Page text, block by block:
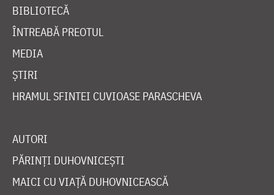
BIBLIOTECĂ
ÎNTREABĂ PREOTUL
MEDIA
ȘTIRI
HRAMUL SFINTEI CUVIOASE PARASCHEVA
AUTORI
PĂRINȚI DUHOVNICEȘTI
MAICI CU VIAȚĂ DUHOVNICEASCĂ